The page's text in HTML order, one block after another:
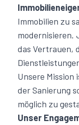
Immobilien zu
das Vertrauen,
Unsere Mission
der Sanierung
möglich zu
Unser